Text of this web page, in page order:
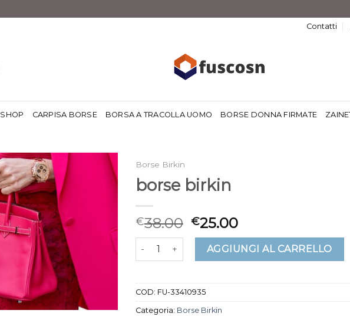
Contatti
SHOP CARPISA BORSE BORSA A TRACOLLA UOMO BORSE DONNA FIRMATE
Borse Birkin
borse birkin
€38.00 €25.00
borse birkin quantitàAGGIUNGI AL CARRELLO
COD: FU-33410935
Categoria: Borse Birkin